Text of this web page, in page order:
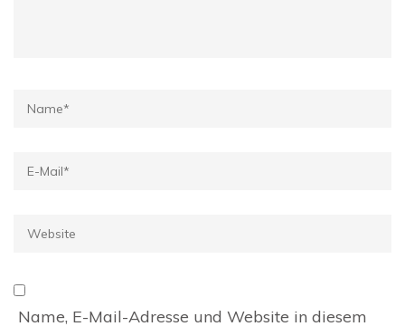
Name*
E-
Website
Name, E-Mail-Adresse und Website in diesem